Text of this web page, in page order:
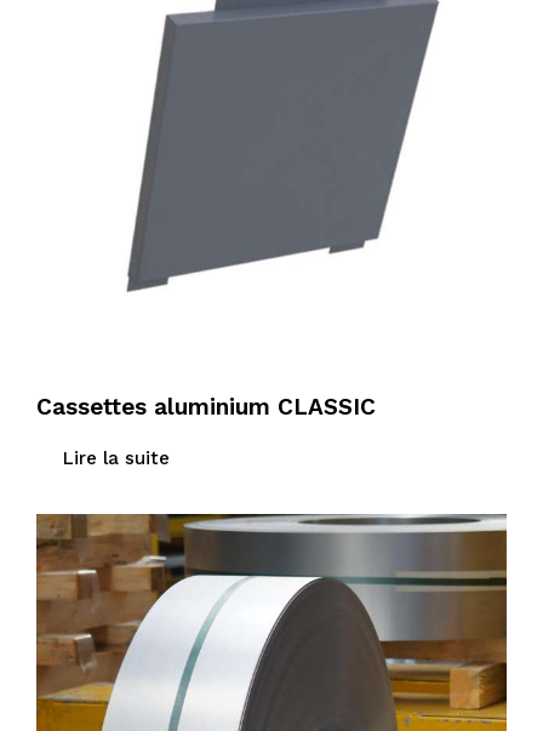
Cassettes aluminium CLASSIC
Lire la suite